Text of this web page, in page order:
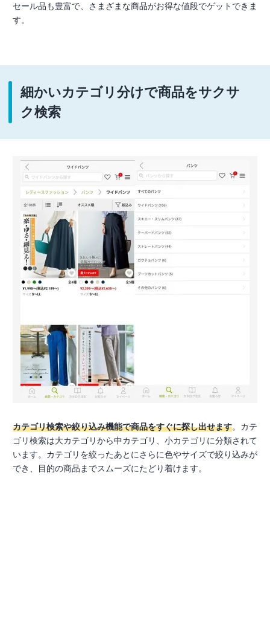
セール品も豊富で、さまざまな商品がお得な値段でゲットできま
す。
細かいカテゴリ分けで商品をサクサ
ク検索
カテゴリ検索や絞り込み機能で商品をすぐに探し出せます。カテ
ゴリ検索は大カテゴリから中カテゴリ、小カテゴリに分類されて
います。カテゴリを絞ったあとにさらに色やサイズで絞り込みが
でき、目的の商品までスムーズにたどり着けます。